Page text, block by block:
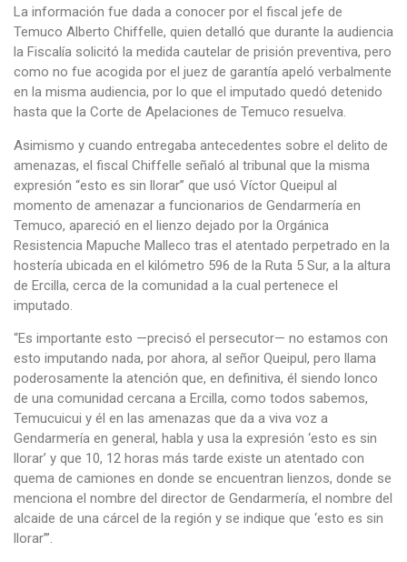
La información fue dada a conocer por el fiscal jefe de
Temuco Alberto Chiffelle, quien detalló que durante la audiencia
la Fiscalía solicitó la medida cautelar de prisión preventiva, pero
como no fue acogida por el juez de garantía apeló verbalmente
en la misma audiencia, por lo que el imputado quedó detenido
hasta que la Corte de Apelaciones de Temuco resuelva.
Asimismo y cuando entregaba antecedentes sobre el delito de
amenazas, el fiscal Chiffelle señaló al tribunal que la misma
expresión “esto es sin llorar” que usó Víctor Queipul al
momento de amenazar a funcionarios de Gendarmería en
Temuco, apareció en el lienzo dejado por la Orgánica
Resistencia Mapuche Malleco tras el atentado perpetrado en la
hostería ubicada en el kilómetro 596 de la Ruta 5 Sur, a la altura
de Ercilla, cerca de la comunidad a la cual pertenece el
imputado.
“Es importante esto —precisó el persecutor— no estamos con
esto imputando nada, por ahora, al señor Queipul, pero llama
poderosamente la atención que, en definitiva, él siendo lonco
de una comunidad cercana a Ercilla, como todos sabemos,
Temucuicui y él en las amenazas que da a viva voz a
Gendarmería en general, habla y usa la expresión ‘esto es sin
llorar’ y que 10, 12 horas más tarde existe un atentado con
quema de camiones en donde se encuentran lienzos, donde se
menciona el nombre del director de Gendarmería, el nombre del
alcaide de una cárcel de la región y se indique que ‘esto es sin
llorar’”.